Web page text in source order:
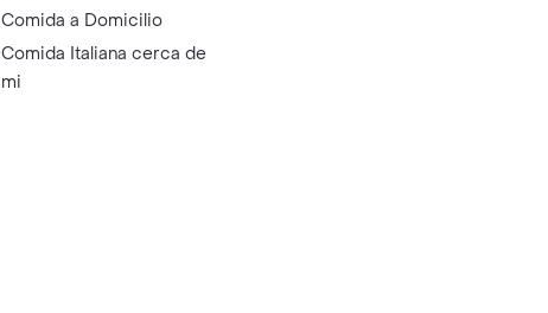
Comida a Domicilio
Comida Italiana cerca de
mi